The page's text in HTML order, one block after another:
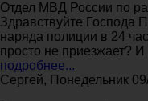
Отдел МВД России по
Здравствуйте Господа
наряда полиции в 24
просто не приезжает? И
подробнее...
Сергей, Понедельник